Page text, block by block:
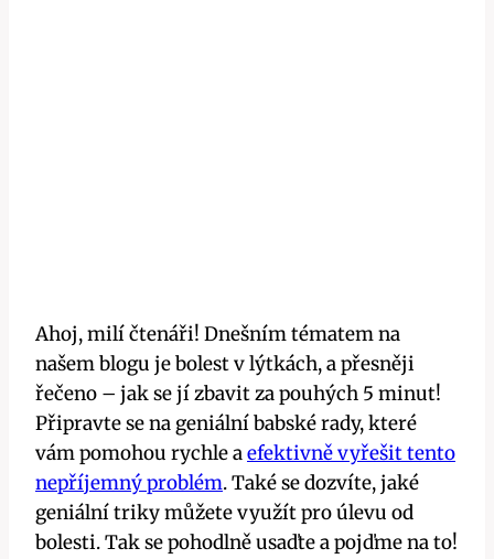
Ahoj, milí čtenáři! Dnešním tématem na
našem blogu je bolest v lýtkách, a přesněji
řečeno‍ – jak ​se jí zbavit za pouhých ⁢5 minut!
Připravte se ​na geniální babské rady, které
vám ⁢pomohou rychle ⁣aefektivně vyřešit tento
nepříjemný problém. Také se dozvíte, jaké
geniální⁤ triky můžete využít pro úlevu od ​
bolesti. ⁤Tak se‍ pohodlně usaďte a pojďme na to!